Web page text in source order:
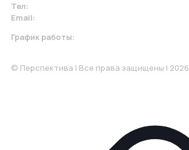
Тел:
Email:
График работы:
© Перспектива | Все права защищены | 2026